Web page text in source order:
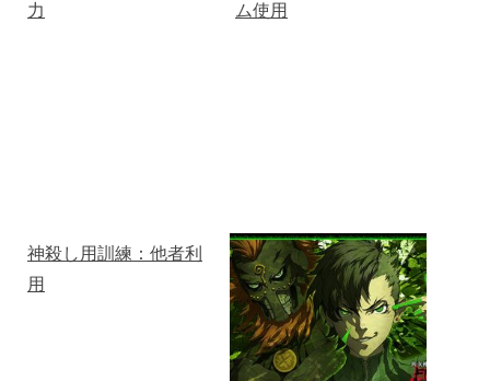
力
ム使用
神殺し用訓練：他者利
用